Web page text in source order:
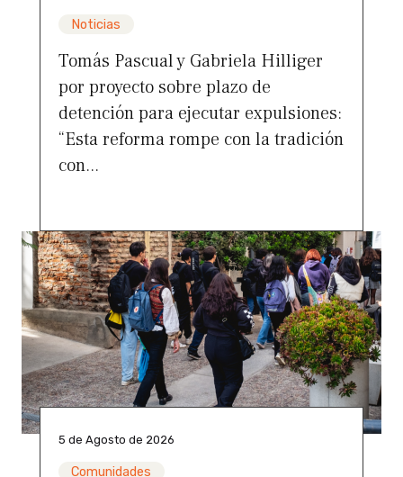
Noticias
Tomás Pascual y Gabriela Hilliger
por proyecto sobre plazo de
detención para ejecutar expulsiones:
“Esta reforma rompe con la tradición
con...
5 de Agosto de 2026
Comunidades